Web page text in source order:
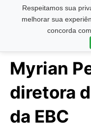
Respeitamos sua
melhorar sua
concorda
Pesquisar ...
Myrian
diretora
da EBC